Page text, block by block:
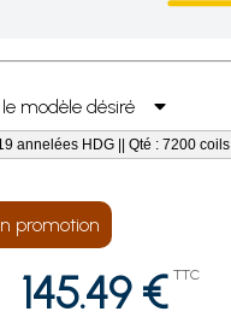
pointes !
le modèle désiré
annelées HDG || Qté : 7200 coils
promotion
145.49 € TTC